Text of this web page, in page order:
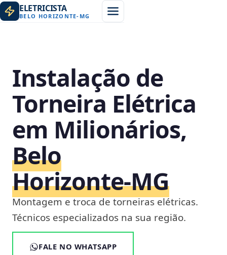
ELETRICISTA
BELO HORIZONTE- MG
Instalação de
Torneira Elétrica
em Milionários,
Belo
Horizonte‑MG
Montagem e troca de torneiras elétricas.
Técnicos especializados na sua região.
FALE NO WHATSAPP